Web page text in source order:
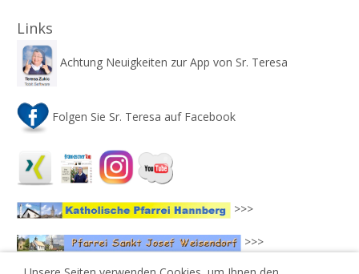
Links
Achtung Neuigkeiten zur App von Sr. Teresa
Folgen Sie Sr. Teresa auf Facebook
>>>
>>>